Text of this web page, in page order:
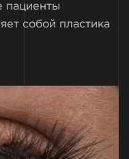
пациенты
собой пластика